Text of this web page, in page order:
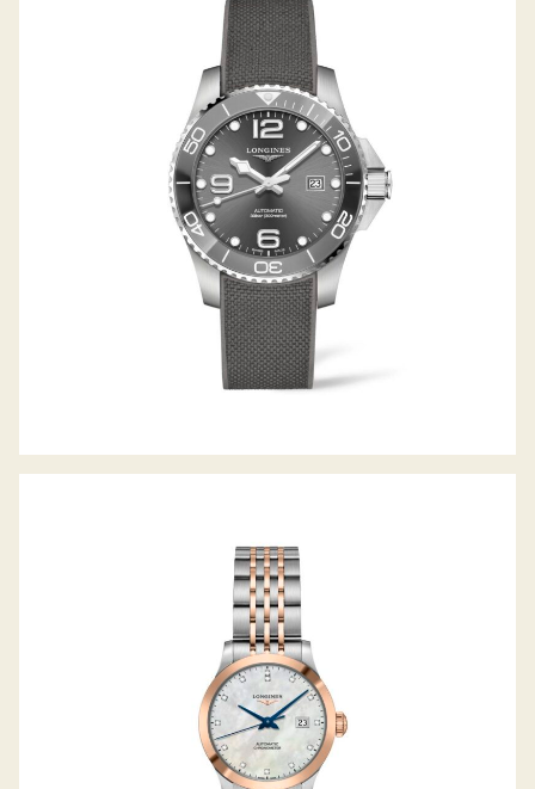
HYDROCONQUEST
RECORD